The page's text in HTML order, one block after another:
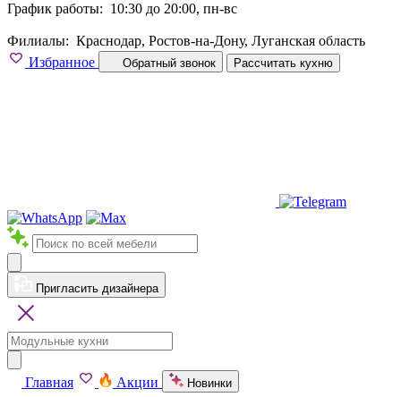
График работы: 10:30 до 20:00, пн-вс
Филиалы: Краснодар, Ростов-на-Дону, Луганская область
Избранное
Обратный звонок Рассчитать кухню
Пригласить дизайнера
Главная Акции Новинки